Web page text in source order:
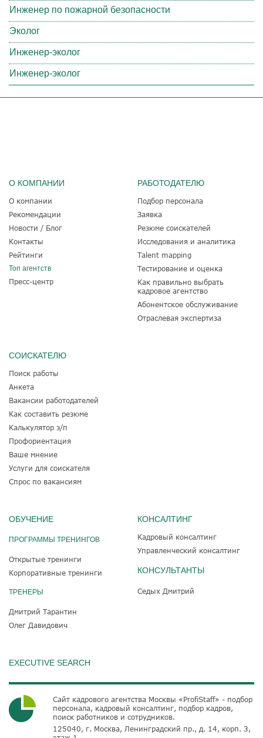
Инженер по пожарной безопасности
Эколог
Инженер-эколог
Инженер-эколог
О КОМПАНИИ
О компании
Рекомендации
Новости / Блог
Контакты
Рейтинги
Топ агентств
Пресс-центр
РАБОТОДАТЕЛЮ
Подбор персонала
Заявка
Резюме соискателей
Исследования и аналитика
Talent mapping
Тестирование и оценка
Как правильно выбрать
кадровое агентство
Абонентское обслуживание
Отраслевая экспертиза
СОИСКАТЕЛЮ
Поиск работы
Анкета
Вакансии работодателей
Как составить резюме
Калькулятор з/п
Профориентация
Ваше мнение
Услуги для соискателя
Спрос по вакансиям
ОБУЧЕНИЕ
ПРОГРАММЫ ТРЕНИНГОВ
Открытые тренинги
Корпоративные тренинги
ТРЕНЕРЫ
Дмитрий Тарантин
Олег Давидович
КОНСАЛТИНГ
Кадровый консалтинг
Управленческий консалтинг
КОНСУЛЬТАНТЫ
Седых Дмитрий
EXECUTIVE SEARCH
Сайт кадрового агентства Москвы «ProfiStaff» - подбор
персонала, кадровый консалтинг, подбор кадров,
поиск работников и сотрудников.
125040, г. Москва, Ленинградский пр., д. 14, корп. 3,